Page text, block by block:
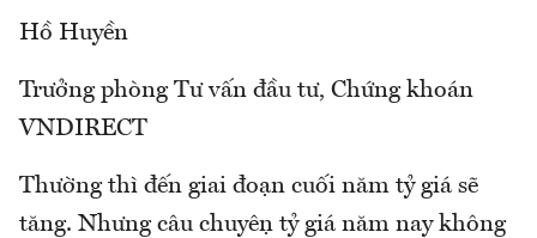
Hồ Huyền
Trưởng phòng Tư vấn đầu tư, Chứng khoán
VNDIRECT
Thường thì đến giai đoạn cuối năm tỷ giá sẽ
tăng. Nhưng câu chuyện tỷ giá năm nay không